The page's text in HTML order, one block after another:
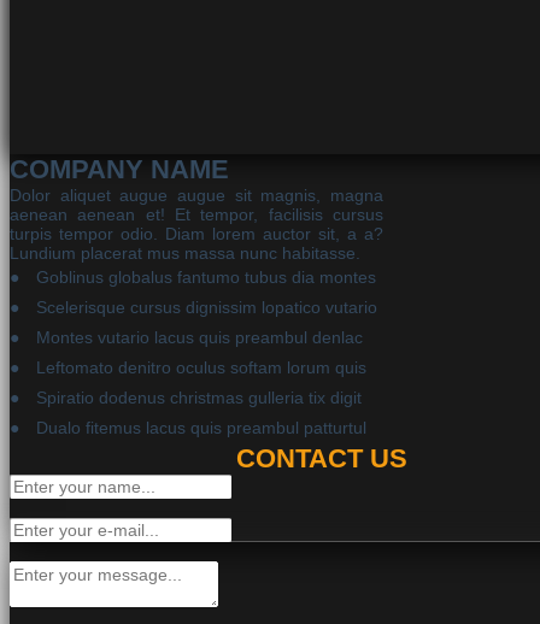
COMPANY NAME
Dolor aliquet augue augue sit magnis, magna
aenean aenean et! Et tempor, facilisis cursus
turpis tempor odio. Diam lorem auctor sit, a a?
Lundium placerat mus massa nunc habitasse.
Goblinus globalus fantumo tubus dia montes
Scelerisque cursus dignissim lopatico vutario
Montes vutario lacus quis preambul denlac
Leftomato denitro oculus softam lorum quis
Spiratio dodenus christmas gulleria tix digit
Dualo fitemus lacus quis preambul patturtul
CONTACT US